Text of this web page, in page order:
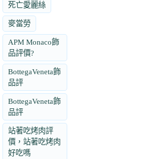
死亡愛麗絲
麥當勞
APM Monaco飾
品評價?
BottegaVeneta飾
品評
BottegaVeneta飾
品評
站著吃烤肉評
價，站著吃烤肉
好吃嗎